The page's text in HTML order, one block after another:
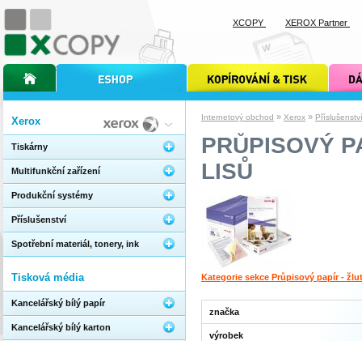
Internetový obchod » Xerox » Příslušenství
PRŮPISOVÝ
LISŮ
Kategorie sekce Průpisový papír -
značka
výrobek
Xerox
Tiskárny
Multifunkční zařízení
Produkční systémy
Příslušenství
Spotřební materiál, tonery, ink
Tisková média
Kancelářský bílý papír
Kancelářský bílý karton
úvodní stránka xcopyinternetový obchod xcopy kopírování a tisk xcopy dárkové
XCOPY XEROX Partner